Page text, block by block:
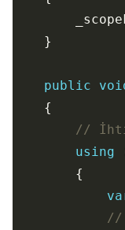
public
//
using
//